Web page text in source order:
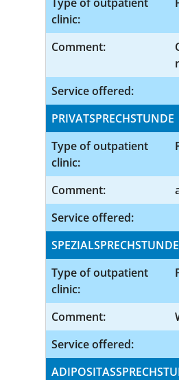
clinic:
Comment:
Service offered:
PRIVATSPRECHSTUNDE
Type of outpatient
clinic:
Comment:
Service offered:
SPEZIALSPRECHSTUNDE
Type of outpatient
clinic:
Comment:
Service offered: